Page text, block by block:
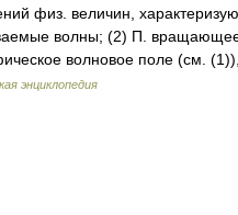
физ. величин,
волны; (2) П.
волновое поле (см.
энциклопедия